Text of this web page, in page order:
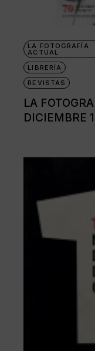
LA FOTOGRAFÍA
ACTUAL
LIBRERÍA
REVISTAS
LA
DICIEMBRE